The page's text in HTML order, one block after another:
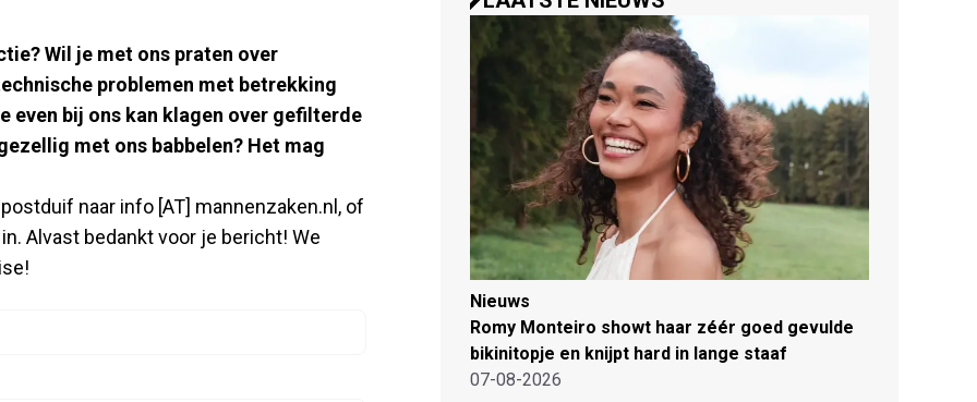
Wil je met ons praten over
problemen met betrekking
even bij ons kan klagen over gefilterde
met ons babbelen? Het mag
naar info [AT] mannenzaken.nl, of
Alvast bedankt voor je bericht! We
Nieuws
Romy Monteiro showt haar zéér goed gevulde
bikinitopje en knijpt hard in lange staaf
07-08-2026